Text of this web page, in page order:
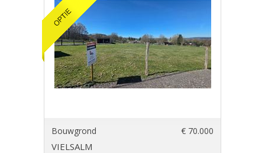
Bouwgrond € 70.000
VIELSALM